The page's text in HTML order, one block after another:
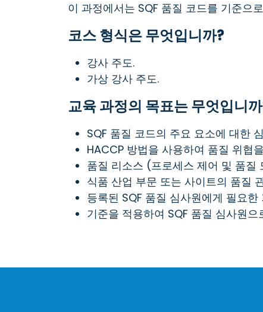
이 과정에서는 SQF 품질 코드를 기준으
코스 형식은 무엇입니까?
강사 주도.
가상 강사 주도.
교육 과정의 목표는 무엇입니
SQF 품질 코드의 주요 요소에 대한
HACCP 방법을 사용하여 품질 위협
품질 리소스 (프로세스 제어 및 품질
식품 산업 부문 또는 사이트의 품질
등록된 SQF 품질 심사원에게 필요
기준을 적용하여 SQF 품질 심사원으